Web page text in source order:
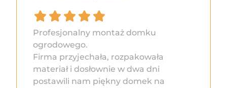
Profesjonalny montaż domku
ogrodowego.
Firma przyjechała, rozpakowała
materiał i dosłownie w dwa dni
postawili nam piękny domek na